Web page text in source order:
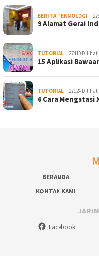
BERITA TEKNOLOGI
9 Alamat Gerai
TUTORIAL 27410 Dilihat
15 Aplikasi
TUTORIAL 27124 Dilihat
6 Cara Mengatasi
BERANDA
KONTAK KAMI
Facebook